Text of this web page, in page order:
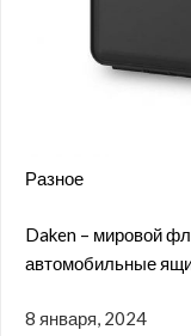
Разное
Daken – мировой
автомобильные
8 января, 2024